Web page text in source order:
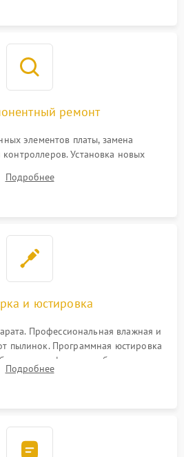
ремонт
элементов платы, замена
Установка новых
затвора или двигателя
геометрии тубуса объектива
Подробнее
и юстировка
Профессиональная влажная и
пылинок. Программная юстировка
автофокуса, стабилизатора и
с помощью сервисного ПО.
Подробнее